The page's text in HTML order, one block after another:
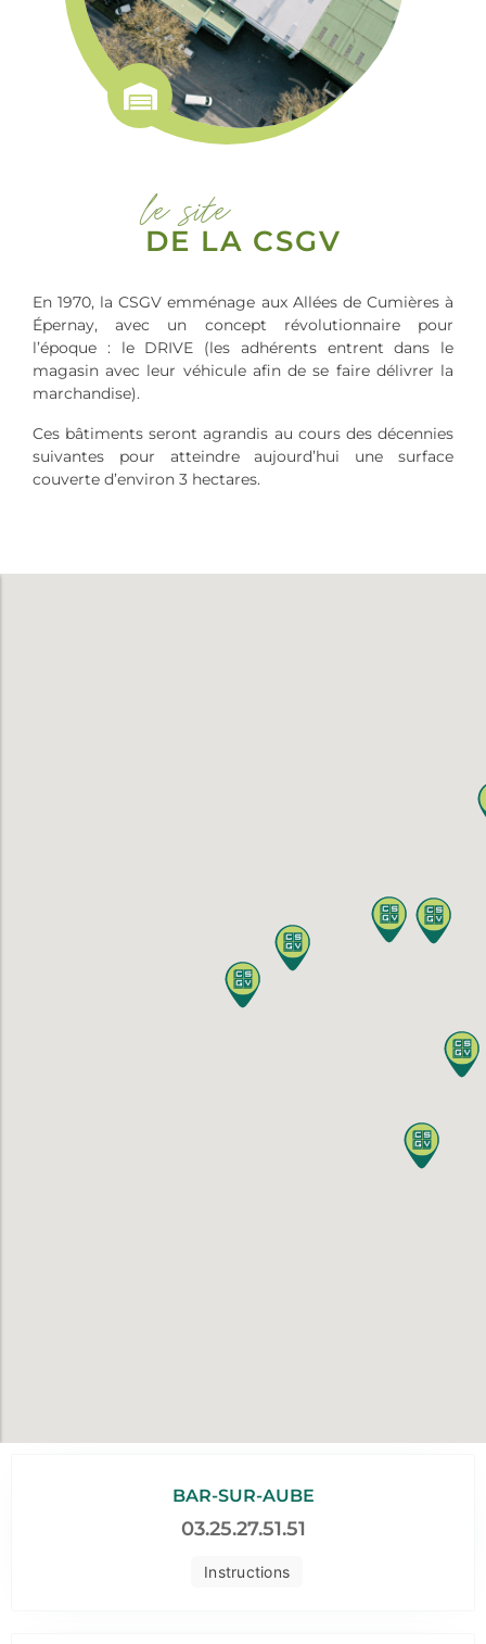
le site
DE LA CSGV
En 1970, la CSGV emménage aux Allées de Cumières à
Épernay, avec un concept révolutionnaire pour
l’époque : le DRIVE (les adhérents entrent dans le
magasin avec leur véhicule afin de se faire délivrer la
marchandise).
Ces bâtiments seront agrandis au cours des décennies
suivantes pour atteindre aujourd’hui une surface
couverte d’environ 3 hectares.
Instructions
BAR-SUR-AUBE
03.25.27.51.51